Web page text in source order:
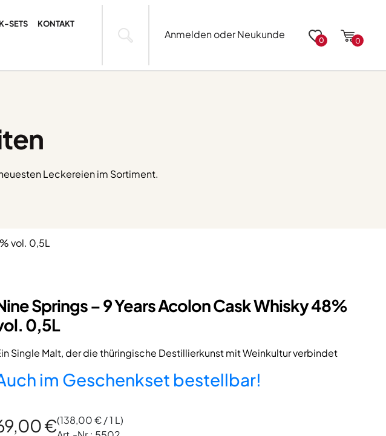
SETS KONTAKT
Anmelden oder Neukunde 0 0
Leckereien im Sortiment.
vol. 0,5L
Springs – 9 Years Acolon Cask Whisky 48%
0,5L
Single Malt, der die thüringische Destillierkunst mit Weinkultur verbindet
im Geschenkset bestellbar!
€(138,00€/ 1 L)